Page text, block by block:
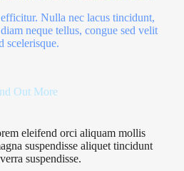
Nulla nec lacus tincidunt,
neque tellus, congue sed velit
scelerisque.
Out More
eleifend orci aliquam mollis
suspendisse aliquet tincidunt
suspendisse.